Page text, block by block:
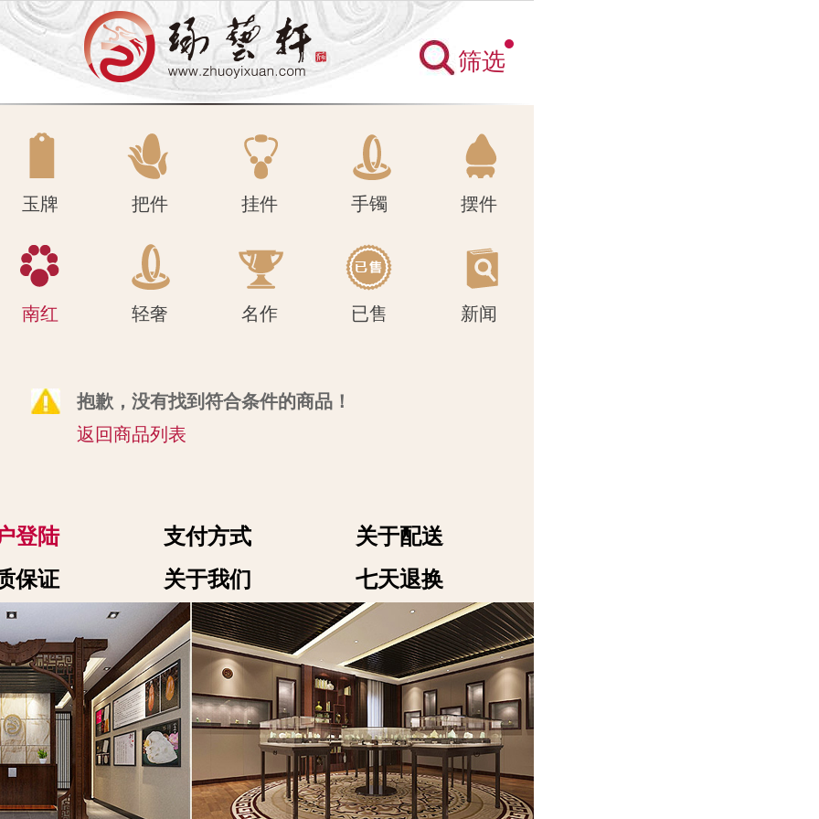
南红 轻奢 名作 已售 新闻
筛选
玉牌 把件 挂件 手镯 摆件
南红 轻奢 名作 已售 新闻
抱歉，没有找到符合条件的商品！
返回商品列表
登陆 支付方式
关于配送
保证
关于我们 七天退换